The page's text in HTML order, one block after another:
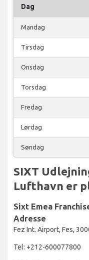
Dag
Mandag
Tirsdag
Onsdag
Torsdag
Fredag
Lørdag
Søndag
SIXT
Lufthavn er
Sixt Emea
Adresse
Fez Int. Airport, Fes,
Tel: +212-600077800